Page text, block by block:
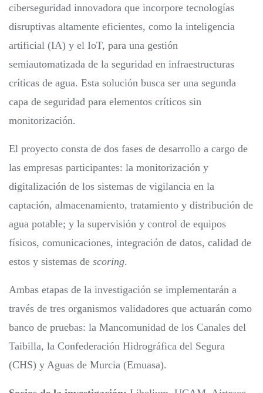
ciberseguridad innovadora que incorpore tecnologías
disruptivas altamente eficientes, como la inteligencia
artificial (IA) y el IoT, para una gestión
semiautomatizada de la seguridad en infraestructuras
críticas de agua. Esta solución busca ser una segunda
capa de seguridad para elementos críticos sin
monitorización.
El proyecto consta de dos fases de desarrollo a cargo de
las empresas participantes: la monitorización y
digitalización de los sistemas de vigilancia en la
captación, almacenamiento, tratamiento y distribución de
agua potable; y la supervisión y control de equipos
físicos, comunicaciones, integración de datos, calidad de
estos y sistemas de scoring.
Ambas etapas de la investigación se implementarán a
través de tres organismos validadores que actuarán como
banco de pruebas: la Mancomunidad de los Canales del
Taibilla, la Confederación Hidrográfica del Segura
(CHS) y Aguas de Murcia (Emuasa).